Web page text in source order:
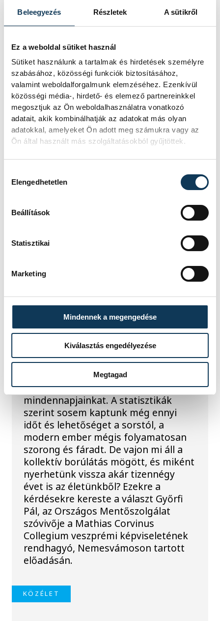
Beleegyezés Részletek A sütikről
Ez a weboldal sütiket használ
Sütiket használunk a tartalmak és hirdetések személyre
szabásához, közösségi funkciók biztosításához,
valamint weboldalforgalmunk elemzéséhez. Ezenkívül
közösségi média-, hirdető- és elemező partnereinkkel
megosztjuk az Ön weboldalhasználatra vonatkozó
adatait, akik kombinálhatják az adatokat más olyan
adatokkal, amelyeket Ön adott meg számukra vagy az
Ön által használt más szolgáltatásokból gyűjtöttek.
Elengedhetetlen
Beállítások
Statisztikai
Marketing
Mindennek a megengedése
Kiválasztás engedélyezése
Megtagad
MATHIAS CORVINUS COLLEGIUM
Miért szorong a modern
ember, ha látszólag
mindenünk megvan?
Paradox helyzetben éljük a
mindennapjainkat. A statisztikák
szerint sosem kaptunk még ennyi
időt és lehetőséget a sorstól, a
modern ember mégis folyamatosan
szorong és fáradt. De vajon mi áll a
kollektív borúlátás mögött, és miként
nyerhetünk vissza akár tizennégy
évet is az életünkből? Ezekre a
kérdésekre kereste a választ Győrfi
Pál, az Országos Mentőszolgálat
szóvivője a Mathias Corvinus
Collegium veszprémi képviseletének
rendhagyó, Nemesvámoson tartott
előadásán.
KÖZÉLET